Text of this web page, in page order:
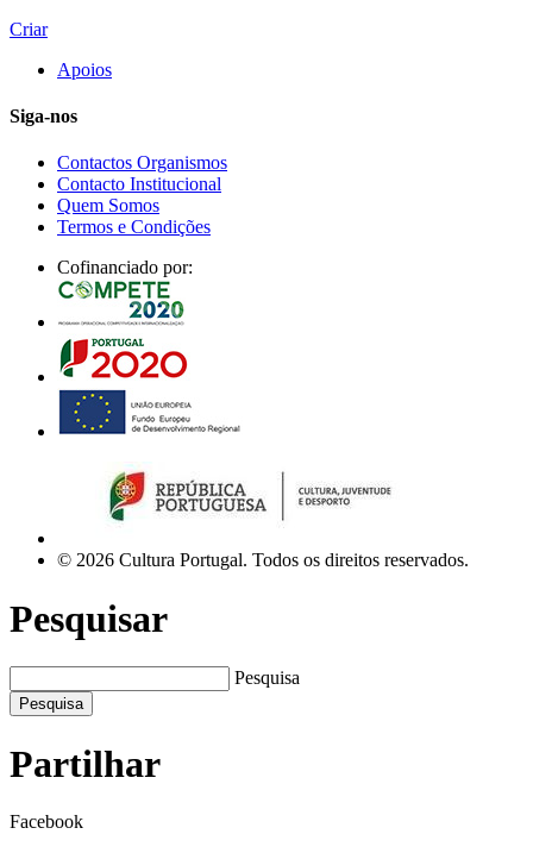
Criar
Apoios
Siga-nos
Contactos Organismos
Contacto Institucional
Quem Somos
Termos e Condições
Cofinanciado por:
© 2026 Cultura Portugal. Todos os direitos reservados.
Pesquisar
Pesquisa
Pesquisa
Partilhar
Facebook